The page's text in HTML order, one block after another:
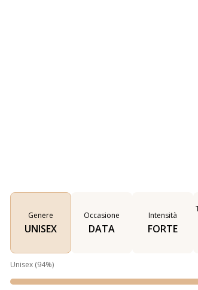
Genere
UNISEX
Occasione
DATA
Intensità
FORTE
Unisex (94%)